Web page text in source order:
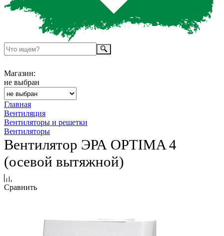
Магазин:
не выбран
Главная
Вентиляция
Вентиляторы и решетки
Вентиляторы
Вентилятор ЭРА OPTIMA 4
(осевой вытяжной)
Сравнить